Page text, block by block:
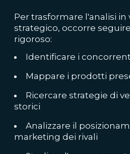
Per trasformare l'analisi in
strategico, occorre
rigoroso:
Identificare i
Mappare i prodotti
Ricercare strategie di
storici
Analizzare il
marketing dei rivali